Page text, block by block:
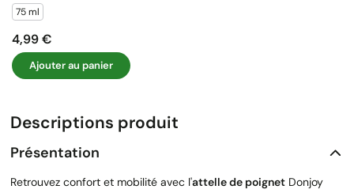
75 ml
Prix
4,99 €
Ajouter au panier
Descriptions produit
Présentation
Retrouvez confort et mobilité avec l'attelle de poignet Donjoy